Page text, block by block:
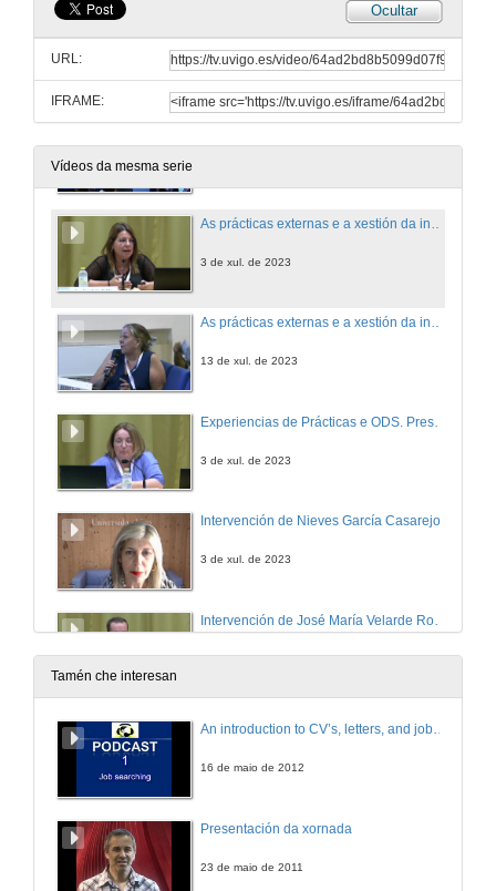
Ocultar
URL:
IFRAME:
Vídeos da mesma serie
Acto de inauguración do XVII Symposium Internacional sobre o Prácticum e as Prácticas Externas
3 de xul. de 2023
As prácticas externas e a xestión da incertidume dende a CRUE. Quenda de cuestións
13 de xul. de 2023
3 de xul. de 2023
Intervención de Nieves García Casarejos
3 de xul. de 2023
3 de xul. de 2023
Tamén che interesan
An introduction to CV’s, letters, and job searching
16 de maio de 2012
Presentación da xornada
23 de maio de 2011